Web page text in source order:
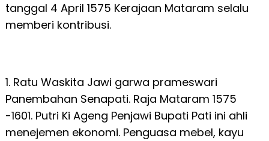
tanggal 4 April 1575 Kerajaan Mataram selalu
memberi kontribusi.
1. Ratu Waskita Jawi garwa prameswari
Panembahan Senapati. Raja Mataram 1575
-1601. Putri Ki Ageng Penjawi Bupati Pati ini ahli
menejemen ekonomi. Penguasa mebel, kayu